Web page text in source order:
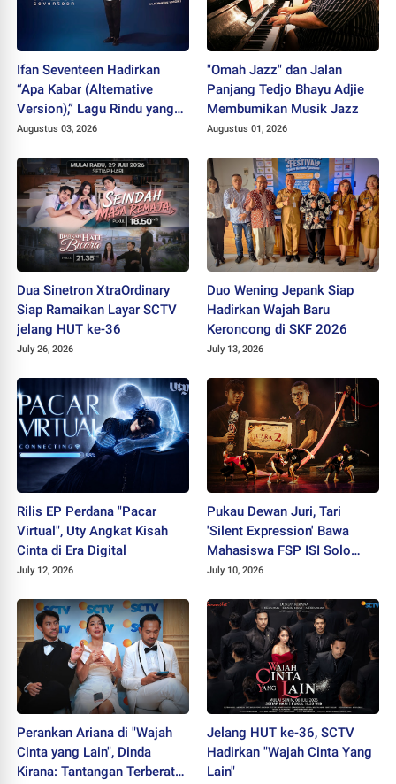
Ifan Seventeen Hadirkan
“Apa Kabar (Alternative
Version),” Lagu Rindu yang
Belum Usai
Augustus 03, 2026
"Omah Jazz" dan Jalan
Panjang Tedjo Bhayu Adjie
Membumikan Musik Jazz
Augustus 01, 2026
Dua Sinetron XtraOrdinary
Siap Ramaikan Layar SCTV
jelang HUT ke-36
July 26, 2026
Duo Wening Jepank Siap
Hadirkan Wajah Baru
Keroncong di SKF 2026
July 13, 2026
Rilis EP Perdana "Pacar
Virtual", Uty Angkat Kisah
Cinta di Era Digital
July 12, 2026
Pukau Dewan Juri, Tari
'Silent Expression' Bawa
Mahasiswa FSP ISI Solo
Sabet Juara II PEKSIMIDA
July 10, 2026
Perankan Ariana di "Wajah
Cinta yang Lain", Dinda
Kirana: Tantangan Terberat
Jelang HUT ke-36, SCTV
Hadirkan "Wajah Cinta Yang
Lain"